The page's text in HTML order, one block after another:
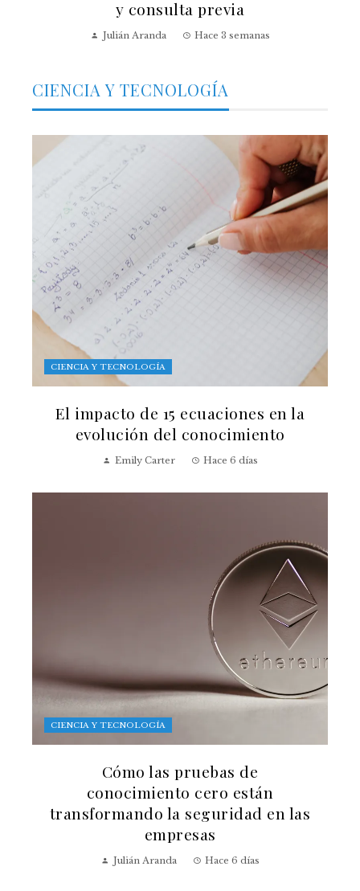
y consulta previa
Julián Aranda Hace 3 semanas
CIENCIA Y TECNOLOGÍA
CIENCIA Y TECNOLOGÍA
El impacto de 15 ecuaciones en la
evolución del conocimiento
Emily Carter Hace 6 días
CIENCIA Y TECNOLOGÍA
Cómo las pruebas de
conocimiento cero están
transformando la seguridad en las
empresas
Julián Aranda Hace 6 días